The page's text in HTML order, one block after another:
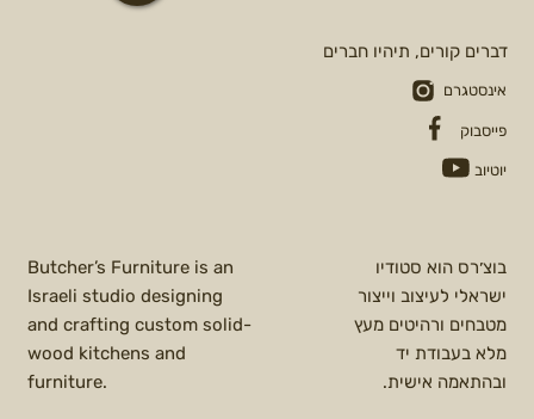
דברים קורים, תיהיו חברים
אינסטגרם
פייסבוק
יוטיוב
Butcher’s Furniture is an
Israeli studio designing
and crafting custom solid-
wood kitchens and
furniture.
בוצ׳רס הוא סטודיו
ישראלי לעיצוב וייצור
מטבחים ורהיטים מעץ
מלא בעבודת יד
ובהתאמה אישית.